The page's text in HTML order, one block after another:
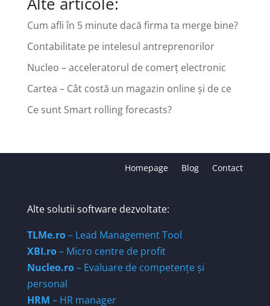
Cum afli în 5 minute dacă firma ta merge bine?
Contabilitate pe intelesul antreprenorilor
Nucleo – acceleratorul de comerț electronic
Cartea – Cât costă un magazin online și de ce
Ce sunt Smart rolling forecasts?
Homepage Blog Contact
Alte solutii software dezvoltate:
TLMe.ro– Lead Management Tool
XBI.ro– Micro centre de profit
Nucleo.ro– Evaluare de competențe și
personal
HRM – HR manager